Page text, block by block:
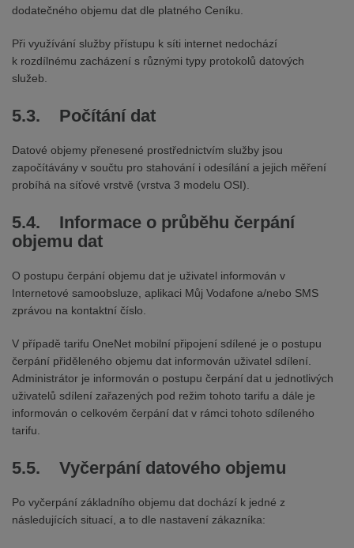
dodatečného objemu dat dle platného Ceníku.
Při využívání služby přístupu k síti internet nedochází
k rozdílnému zacházení s různými typy protokolů datových
služeb.
5.3. Počítání dat
Datové objemy přenesené prostřednictvím služby jsou
započítávány v součtu pro stahování i odesílání a jejich měření
probíhá na síťové vrstvě (vrstva 3 modelu OSI).
5.4. Informace o průběhu čerpání
objemu dat
O postupu čerpání objemu dat je uživatel informován v
Internetové samoobsluze, aplikaci Můj Vodafone a/nebo SMS
zprávou na kontaktní číslo.
V případě tarifu OneNet mobilní připojení sdílené je o postupu
čerpání přiděleného objemu dat informován uživatel sdílení.
Administrátor je informován o postupu čerpání dat u jednotlivých
uživatelů sdílení zařazených pod režim tohoto tarifu a dále je
informován o celkovém čerpání dat v rámci tohoto sdíleného
tarifu.
5.5. Vyčerpání datového objemu
Po vyčerpání základního objemu dat dochází k jedné z
následujících situací, a to dle nastavení zákazníka: